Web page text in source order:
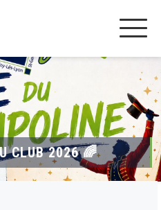
CLUB 2026 🌈
& TRAMPO ÉTÉ